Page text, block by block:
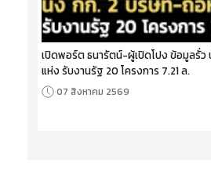
เปิดพอร์ต ธนารัตน์-ผู้เปิดโปง ข้อมูลรั่ว
แห่ง รับงานรัฐ 20 โครงการ 7.21 ล.
07 สิงหาคม 2569